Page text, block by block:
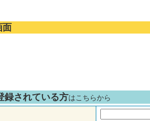
面
録されている方はこちらから